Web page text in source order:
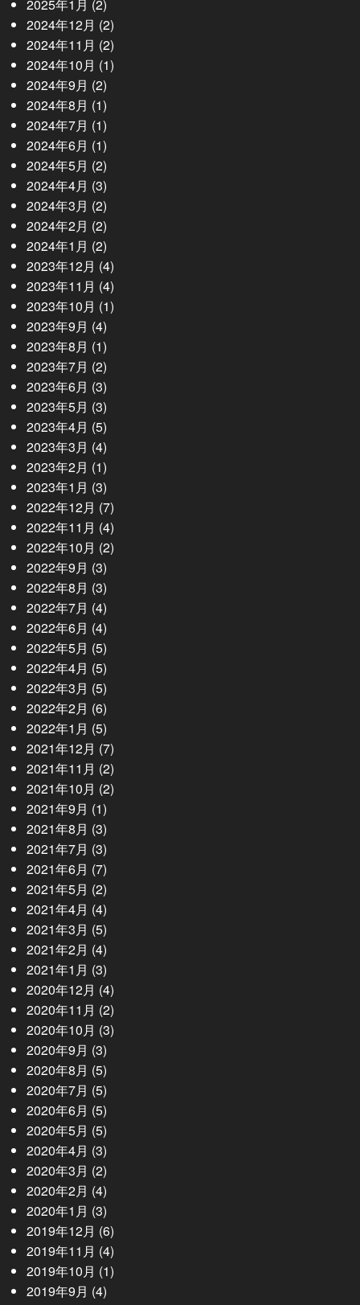
2025年1月 (2)
2024年12月 (2)
2024年11月 (2)
2024年10月 (1)
2024年9月 (2)
2024年8月 (1)
2024年7月 (1)
2024年6月 (1)
2024年5月 (2)
2024年4月 (3)
2024年3月 (2)
2024年2月 (2)
2024年1月 (2)
2023年12月 (4)
2023年11月 (4)
2023年10月 (1)
2023年9月 (4)
2023年8月 (1)
2023年7月 (2)
2023年6月 (3)
2023年5月 (3)
2023年4月 (5)
2023年3月 (4)
2023年2月 (1)
2023年1月 (3)
2022年12月 (7)
2022年11月 (4)
2022年10月 (2)
2022年9月 (3)
2022年8月 (3)
2022年7月 (4)
2022年6月 (4)
2022年5月 (5)
2022年4月 (5)
2022年3月 (5)
2022年2月 (6)
2022年1月 (5)
2021年12月 (7)
2021年11月 (2)
2021年10月 (2)
2021年9月 (1)
2021年8月 (3)
2021年7月 (3)
2021年6月 (7)
2021年5月 (2)
2021年4月 (4)
2021年3月 (5)
2021年2月 (4)
2021年1月 (3)
2020年12月 (4)
2020年11月 (2)
2020年10月 (3)
2020年9月 (3)
2020年8月 (5)
2020年7月 (5)
2020年6月 (5)
2020年5月 (5)
2020年4月 (3)
2020年3月 (2)
2020年2月 (4)
2020年1月 (3)
2019年12月 (6)
2019年11月 (4)
2019年10月 (1)
2019年9月 (4)